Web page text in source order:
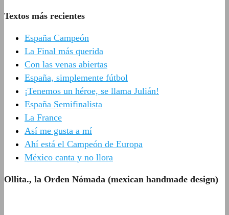
Textos más recientes
España Campeón
La Final más querida
Con las venas abiertas
España, simplemente fútbol
¡Tenemos un héroe, se llama Julián!
España Semifinalista
La France
Así me gusta a mí
Ahí está el Campeón de Europa
México canta y no llora
Ollita., la Orden Nómada (mexican handmade design)